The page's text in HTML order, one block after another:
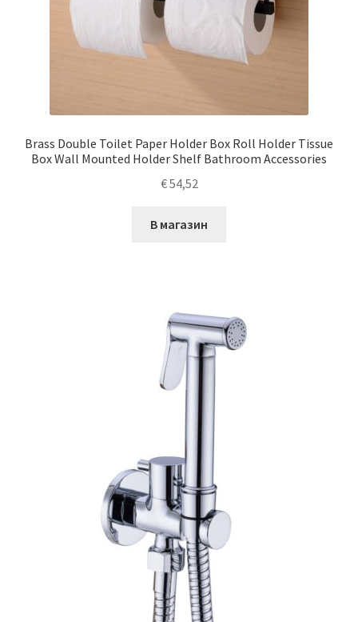
Brass Double Toilet Paper Holder Box Roll Holder Tissue
Box Wall Mounted Holder Shelf Bathroom Accessories
€54,52
В магазин